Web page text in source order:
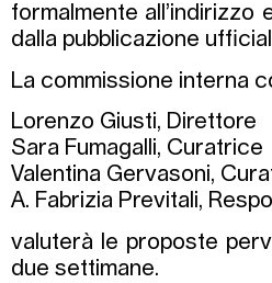
formalmente all’indirizzo
dalla pubblicazione
La commissione interna
Lorenzo Giusti, Direttore
Sara Fumagalli, Curatrice
Valentina Gervasoni,
A. Fabrizia Previtali,
valuterà le proposte
due settimane.